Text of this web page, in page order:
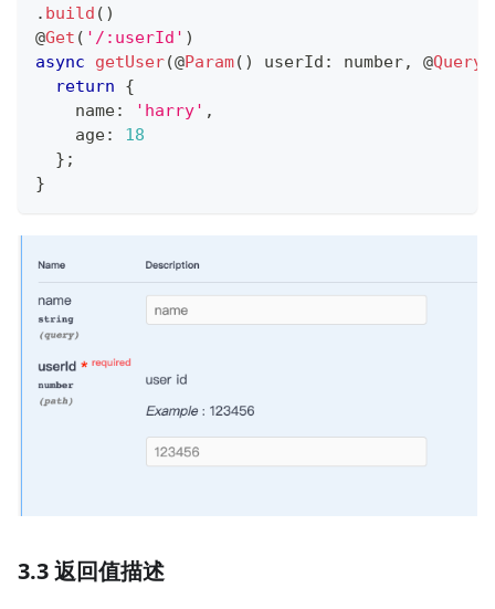
. build ( )
@Get ( '/:userId' )
async
getUser(@Param( ) userId : number, @Query
return
{
    name
: 'harry' ,
    age
:
18
} ;
}
3.3 返回值描述